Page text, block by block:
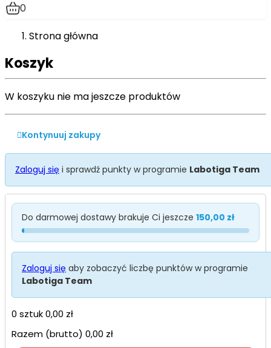
0
Strona główna
Koszyk
W koszyku nie ma jeszcze produktów
Kontynuuj zakupy
Zaloguj się i sprawdź punkty w programie Labotiga Team
Do darmowej dostawy brakuje Ci jeszcze 150,00 zł
Zaloguj się aby zobaczyć liczbę punktów w programie
Labotiga Team
0 sztuk0,00 zł
Razem (brutto) 0,00 zł